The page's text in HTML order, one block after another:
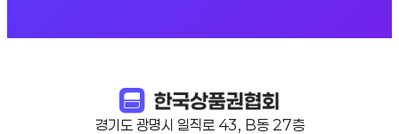
경기도 광명시 일직로 43, B동 27층